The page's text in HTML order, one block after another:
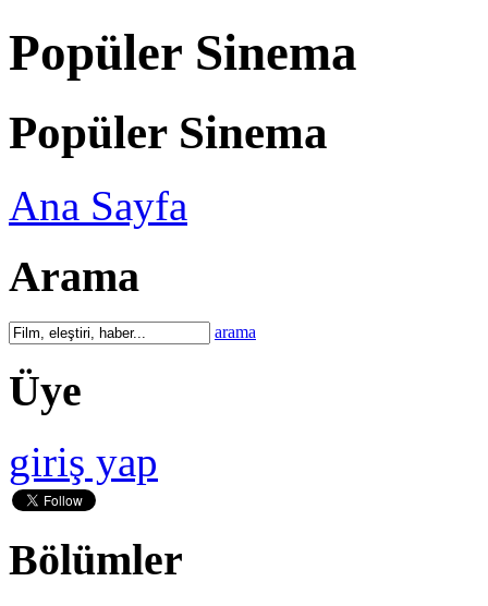
Popüler Sinema
Popüler Sinema
Ana Sayfa
Arama
arama
Üye
giriş yap
Bölümler